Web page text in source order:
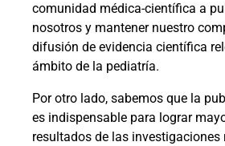
comunidad médica-científica a
nosotros y mantener nuestro
difusión de evidencia científica
ámbito de la pediatría.
Por otro lado, sabemos que la
es indispensable para lograr
resultados de las investigaciones